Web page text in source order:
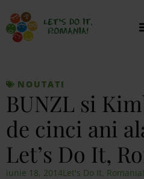
NOUTATI
BUNZL si
de cinci ani
Let’s Do It,
iunie 18, 2014Let's Do It, Romania!